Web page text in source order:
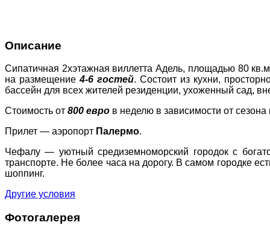
Описание
Сипатичная 2хэтажная виллетта Адель, площадью 80
на размещение4-6 гостей. Состоит из кухни,
бассейн для всех жителей резиденции, ухоженный сад,
Стоимость от 800 евро в неделю в зависимости от
Прилет — аэропорт Палермо.
Чефалу — уютный средиземноморский городок с
транспорте. Не более часа на дорогу. В самом городке
шоппинг.
Другие условия
Фотогалерея